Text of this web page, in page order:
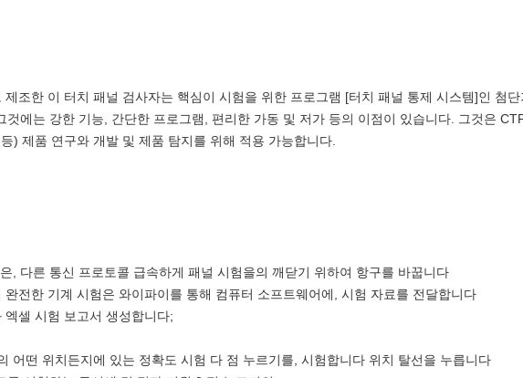
조한 이 터치 패널 검사자는 핵심이 시험을 위한 프로그램 [터치 패널 통제 시스템]인 첨
에는 강한 기능, 간단한 프로그램, 편리한 가동 및 저가 등의 이점이 있습니다. 그것은
) 제품 연구와 개발 및 제품 탐지를 위해 적용 가능합니다.
, 다른 통신 프로토콜 급속하게 패널 시험을의 깨닫기 위하여 항구를 바꿉니다
전한 기계 시험은 와이파이를 통해 컴퓨터 소프트웨어에, 시험 자료를 전달합니다
셀 시험 보고서 생성합니다;
어떤 위치든지에 있는 정확도 시험 다 점 누르기를, 시험합니다 위치 탈선을 누릅니다